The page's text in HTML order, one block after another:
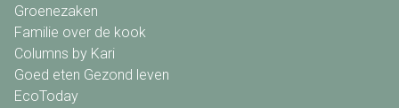
Groenezaken
Familie over de kook
Columns by Kari
Goed eten Gezond leven
EcoToday